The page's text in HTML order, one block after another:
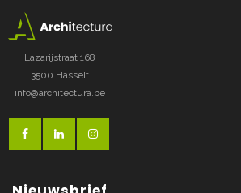
Lazarijstraat 168
3500 Hasselt
info@architectura.be